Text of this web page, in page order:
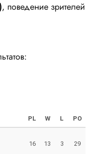
, поведение зрителей
PL W L PO
16 13 3 29